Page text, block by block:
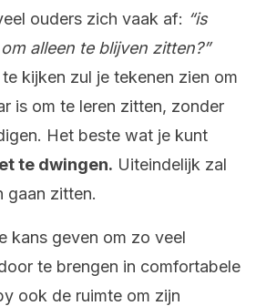
ouders zich vaak af: “is
alleen te blijven zitten?”
kijken zul je tekenen zien om
is om te leren zitten, zonder
Het beste wat je kunt
te dwingen. Uiteindelijk zal
gaan zitten.
kans geven om zo veel
te brengen in comfortabele
ook de ruimte om zijn